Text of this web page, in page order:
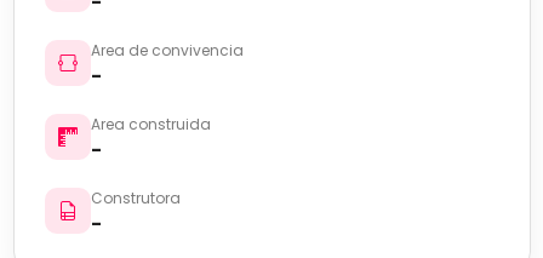
Area de convivencia
-
Area construida
-
Construtora
-